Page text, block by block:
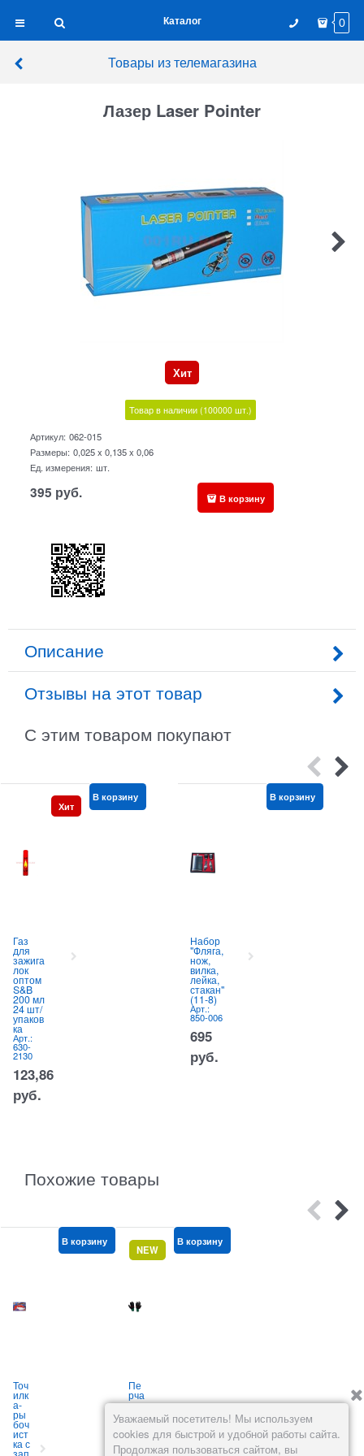
Каталог 0
Товары из телемагазина
Лазер Laser Pointer
Хит
Товар в наличии (100000 шт.)
Артикул: 062-015
Размеры: 0,025 x 0,135 x 0,06
Ед. измерения: шт.
395 руб. В корзину
Описание
Отзывы на этот товар
С этим товаром покупают
Газ
для
зажига
лок
оптом
S&B
200 мл
24 шт/
упаков
ка
Арт.:
630-
2130
123,86
руб.
Хит
В корзину
Набор
"Фляга,
нож,
вилка,
лейка,
стакан"
(11-8)
Арт.:
850-006
695
руб.
В корзину
Похожие товары
Точ
илк
а-
ры
боч
ист
ка с
В корзину
Пе
рча
тки
сад
овы
е с
NEW
В корзину
шка
из
тел
еш
опа
с
Уважаемый посетитель! Мы используем
cookies для быстрой и удобной работы сайта.
Продолжая пользоваться сайтом, вы